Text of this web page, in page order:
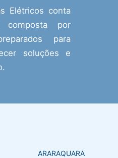
Elétricos conta
composta por
para
soluções e
ARARAQUARA